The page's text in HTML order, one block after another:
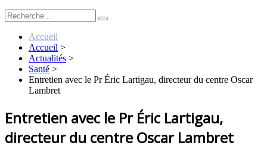
Accueil
Accueil >
Actualités >
Santé >
Entretien avec le Pr Éric Lartigau, directeur du centre Oscar
Lambret
Entretien avec le Pr Éric Lartigau,
directeur du centre Oscar Lambret